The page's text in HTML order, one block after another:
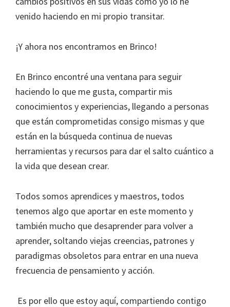
venido haciendo en mi propio transitar.
¡Y ahora nos encontramos en Brinco!
En Brinco encontré una ventana para seguir
haciendo lo que me gusta, compartir mis
conocimientos y experiencias, llegando a personas
que están comprometidas consigo mismas y que
están en la búsqueda continua de nuevas
herramientas y recursos para dar el salto cuántico a
la vida que desean crear.
Todos somos aprendices y maestros, todos
tenemos algo que aportar en este momento y
también mucho que desaprender para volver a
aprender, soltando viejas creencias, patrones y
paradigmas obsoletos para entrar en una nueva
frecuencia de pensamiento y acción.
Es por ello que estoy aquí, compartiendo contigo